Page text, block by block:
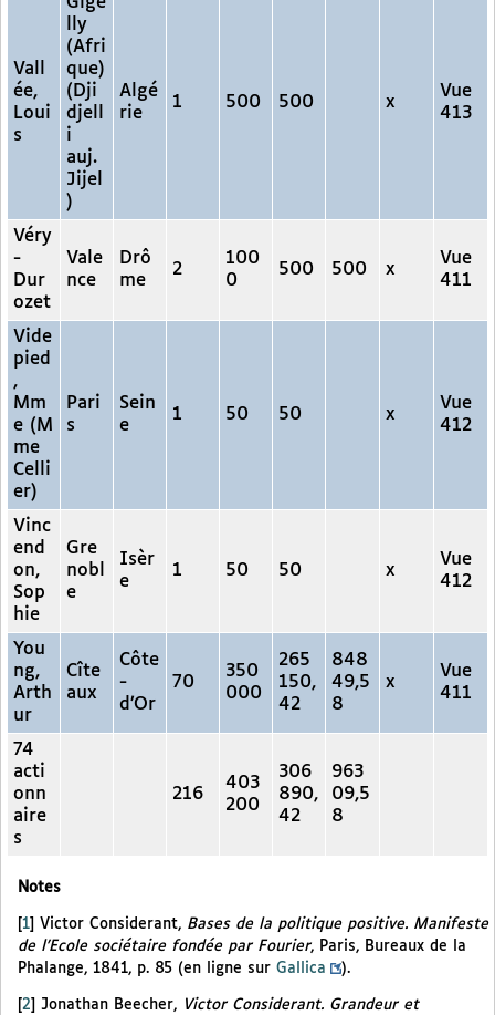
Vall
ée,
Loui
s
lly
(Afri
que)
(Dji
djell
i
auj.
Jijel
)
Algé
rie
1 500 500 x
Vue
413
Véry
-
Dur
ozet
Vale
nce
Drô
me
2
100
0
500 500 x
Vue
411
Vide
pied
,
Mm
e (M
me
Celli
er)
Pari
s
Sein
e
1 50 50 x
Vue
412
Vinc
end
on,
Sop
hie
Gre
nobl
e
Isèr
e
1 50 50 x
Vue
412
You
ng,
Arth
ur
Cîte
aux
Côte
-
d’Or
70
350
000
265
150,
42
848
49,5
8
x
Vue
411
74
acti
onn
aire
s
216
403
200
306
890,
42
963
09,5
8
Notes
[1] Victor Considerant, Bases de la politique positive. Manifeste
de l’Ecole sociétaire fondée par Fourier, Paris, Bureaux de la
Phalange, 1841, p. 85 (en ligne sur Gallica ).
2 Jonathan Beecher, Victor Considerant. Grandeur et